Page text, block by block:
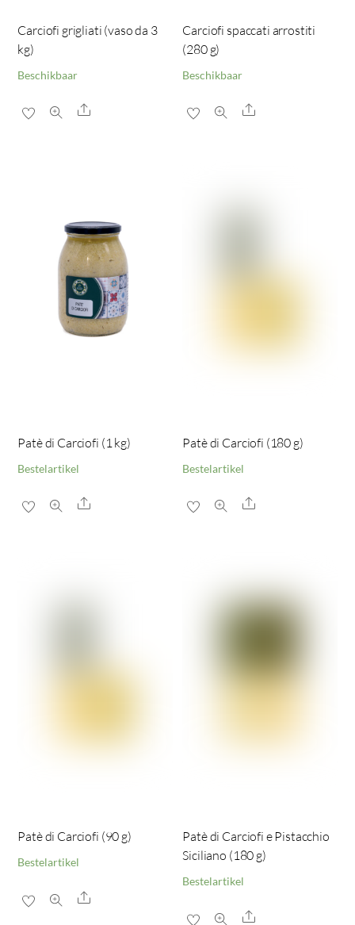
Carciofi grigliati (vaso da 3
kg)
Beschikbaar
Share
Carciofi spaccati arrostiti
(280 g)
Beschikbaar
Share
Patè di Carciofi (1 kg)
Bestelartikel
Share
Patè di Carciofi (180 g)
Bestelartikel
Share
Patè di Carciofi (90 g)
Bestelartikel
Share
Patè di Carciofi e Pistacchio
Siciliano (180 g)
Bestelartikel
Share